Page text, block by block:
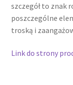
szczegół to znak
poszczególne
troską i
Link do strony